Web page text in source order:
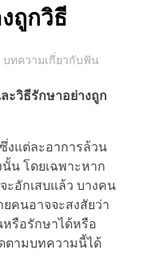
ถูกวิธี
บทความเกี่ยวกับฟัน
ะวิธีรักษาอย่างถูก
งแต่ละอาการล้วน
น โดยเฉพาะหาก
ะอักเสบแล้ว บางคน
ยคนอาจจะสงสัยว่า
หรือรักษาได้หรือ
ตามบทความนี้ได้